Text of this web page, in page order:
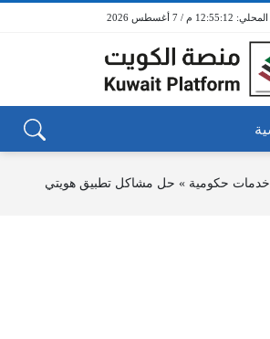
12:55:12 م / 7 أغسطس 2026
خدمات حكومية » حل مشاكل تطبيق هويتي